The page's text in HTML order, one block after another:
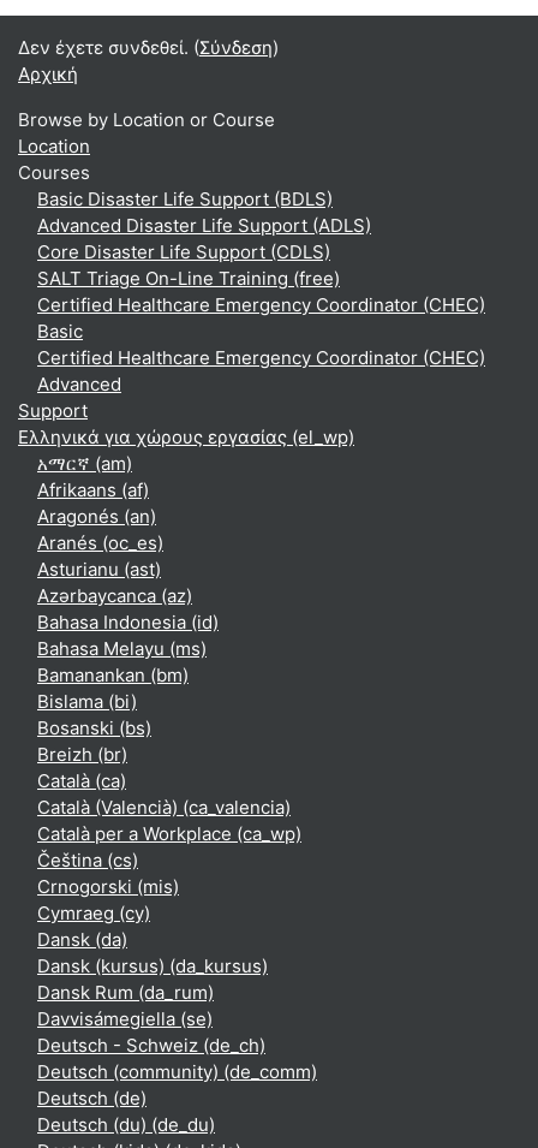
Δεν έχετε συνδεθεί. (Σύνδεση)
Αρχική
Browse by Location or Course
Location
Courses
Basic Disaster Life Support (BDLS)
Advanced Disaster Life Support (ADLS)
Core Disaster Life Support (CDLS)
SALT Triage On-Line Training (free)
Certified Healthcare Emergency Coordinator (CHEC)
Basic
Certified Healthcare Emergency Coordinator (CHEC)
Advanced
Support
Ελληνικά για χώρους εργασίας ‎(el_wp)‎
አማርኛ ‎(am)‎
Afrikaans ‎(af)‎
Aragonés ‎(an)‎
Aranés ‎(oc_es)‎
Asturianu ‎(ast)‎
Azərbaycanca ‎(az)‎
Bahasa Indonesia ‎(id)‎
Bahasa Melayu ‎(ms)‎
Bamanankan ‎(bm)‎
Bislama ‎(bi)‎
Bosanski ‎(bs)‎
Breizh ‎(br)‎
Català ‎(ca)‎
Català (Valencià) ‎(ca_valencia)‎
Català per a Workplace ‎(ca_wp)‎
Čeština ‎(cs)‎
Crnogorski ‎(mis)‎
Cymraeg ‎(cy)‎
Dansk ‎(da)‎
Dansk (kursus) ‎(da_kursus)‎
Dansk Rum ‎(da_rum)‎
Davvisámegiella ‎(se)‎
Deutsch - Schweiz ‎(de_ch)‎
Deutsch (community) ‎(de_comm)‎
Deutsch ‎(de)‎
Deutsch (du) ‎(de_du)‎